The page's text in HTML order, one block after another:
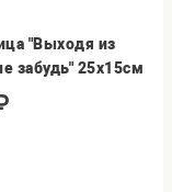
"Выходя из
забудь" 25х15см